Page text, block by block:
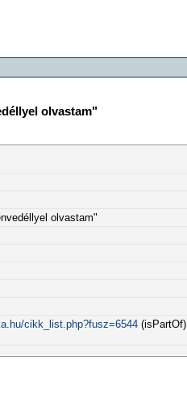
olvastam"
olvastam"
cikk_list.php?fusz=6544(isPartOf)